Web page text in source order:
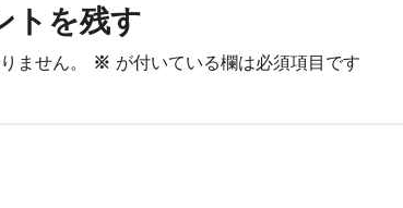
トを残す
ません。 ※ が付いている欄は必須項目です